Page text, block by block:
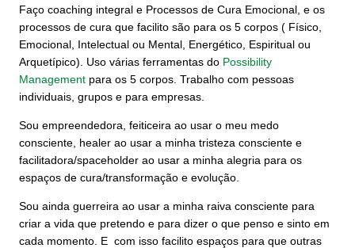
Faço coaching integral e Processos de Cura Emocional, e os
processos de cura que facilito são para os 5 corpos ( Físico,
Emocional, Intelectual ou Mental, Energético, Espiritual ou
Arquetípico). Uso várias ferramentas do Possibility
Management para os 5 corpos. Trabalho com pessoas
individuais, grupos e para empresas.
Sou empreendedora, feiticeira ao usar o meu medo
consciente, healer ao usar a minha tristeza consciente e
facilitadora/spaceholder ao usar a minha alegria para os
espaços de cura/transformação e evolução.
Sou ainda guerreira ao usar a minha raiva consciente para
criar a vida que pretendo e para dizer o que penso e sinto em
cada momento. E com isso facilito espaços para que outras